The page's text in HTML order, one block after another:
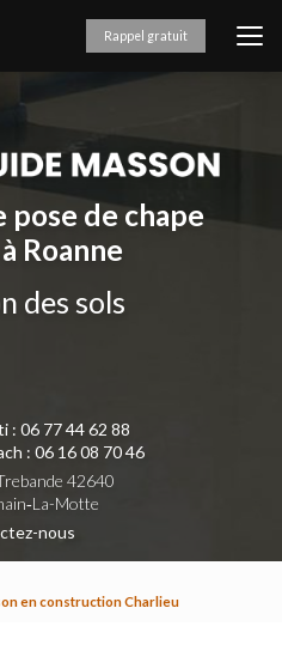
Rappel gratuit
de chape
Roanne
des sols
: 06 77 44 62 88
: 06 16 08 70 46
42640
Motte
nous
en construction Charlieu